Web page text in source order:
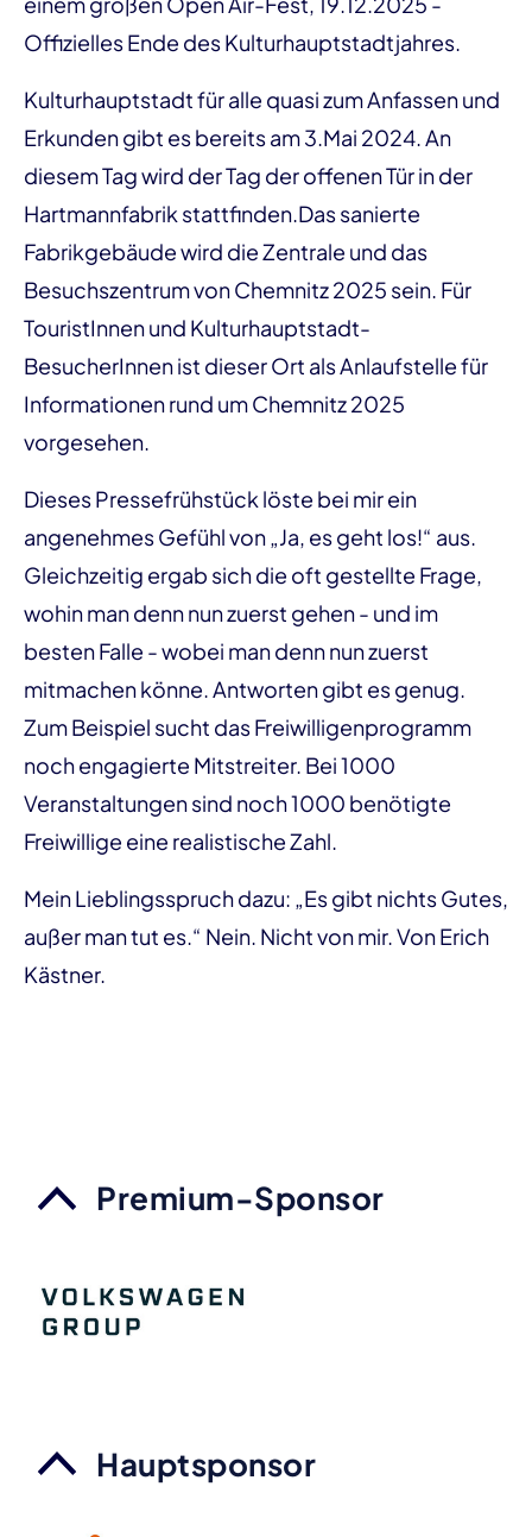
Offizielles Ende des Kulturhauptstadtjahres.
Kulturhauptstadt für alle quasi zum Anfassen und
Erkunden gibt es bereits am 3.Mai 2024. An
diesem Tag wird der Tag der offenen Tür in der
Hartmannfabrik stattfinden.Das sanierte
Fabrikgebäude wird die Zentrale und das
Besuchszentrum von Chemnitz 2025 sein. Für
TouristInnen und Kulturhauptstadt-
BesucherInnen ist dieser Ort als Anlaufstelle für
Informationen rund um Chemnitz 2025
vorgesehen.
Dieses Pressefrühstück löste bei mir ein
angenehmes Gefühl von „Ja, es geht los!“ aus.
Gleichzeitig ergab sich die oft gestellte Frage,
wohin man denn nun zuerst gehen - und im
besten Falle - wobei man denn nun zuerst
mitmachen könne. Antworten gibt es genug.
Zum Beispiel sucht das Freiwilligenprogramm
noch engagierte Mitstreiter. Bei 1000
Veranstaltungen sind noch 1000 benötigte
Freiwillige eine realistische Zahl.
Mein Lieblingsspruch dazu: „Es gibt nichts Gutes,
außer man tut es.“ Nein. Nicht von mir. Von Erich
Kästner.
Premium-Sponsor
Hauptsponsor